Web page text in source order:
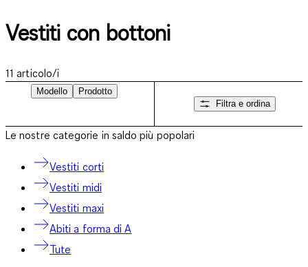
Vestiti con bottoni
11 articolo/i
Modello
Prodotto
Filtra e ordina
Le nostre categorie in saldo più popolari
Vestiti corti
Vestiti midi
Vestiti maxi
Abiti a forma di A
Tute